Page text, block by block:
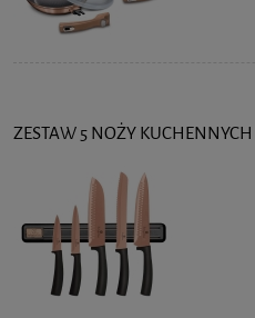
ZESTAW 5 NOŻY